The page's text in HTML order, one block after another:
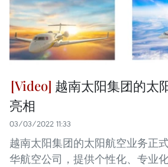
越南太阳集团的太
亮相
03/03/2022 11:33
越南太阳集团的太阳航空业务正
华航空公司，提供个性化、专业